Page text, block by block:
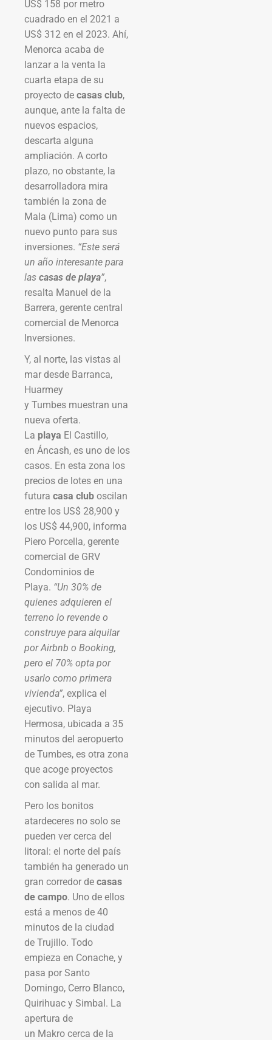
US$ 158 por metro
cuadrado en el 2021 a
US$ 312 en el 2023. Ahí,
Menorca acaba de
lanzar a la venta la
cuarta etapa de su
proyecto de casas club,
aunque, ante la falta de
nuevos espacios,
descarta alguna
ampliación. A corto
plazo, no obstante, la
desarrolladora mira
también la zona de
Mala (Lima) como un
nuevo punto para sus
inversiones. “Este será
un año interesante para
las casas de playa”,
resalta Manuel de la
Barrera, gerente central
comercial de Menorca
Inversiones.
Y, al norte, las vistas al
mar desde Barranca,
Huarmey
y Tumbes muestran una
nueva oferta.
La playa El Castillo,
en Áncash, es uno de los
casos. En esta zona los
precios de lotes en una
futura casa club oscilan
entre los US$ 28,900 y
los US$ 44,900, informa
Piero Porcella, gerente
comercial de GRV
Condominios de
Playa. “Un 30% de
quienes adquieren el
terreno lo revende o
construye para alquilar
por Airbnb o Booking,
pero el 70% opta por
usarlo como primera
vivienda”, explica el
ejecutivo. Playa
Hermosa, ubicada a 35
minutos del aeropuerto
de Tumbes, es otra zona
que acoge proyectos
con salida al mar.
Pero los bonitos
atardeceres no solo se
pueden ver cerca del
litoral: el norte del país
también ha generado un
gran corredor de casas
de campo. Uno de ellos
está a menos de 40
minutos de la ciudad
de Trujillo. Todo
empieza en Conache, y
pasa por Santo
Domingo, Cerro Blanco,
Quirihuac y Simbal. La
apertura de
un Makro cerca de la